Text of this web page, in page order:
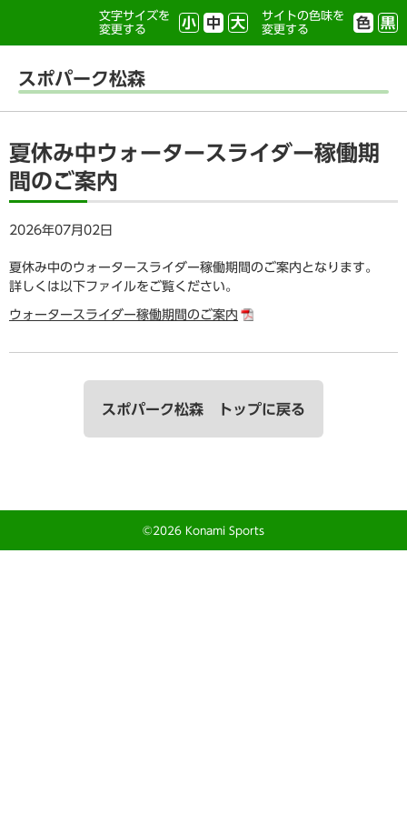
文字サイズを
変更する
小 中 大
サイトの色味を
変更する
色 黒
スポパーク松森
夏休み中ウォータースライダー稼働期
間のご案内
2026年07月02日
夏休み中のウォータースライダー稼働期間のご案内となります。
詳しくは以下ファイルをご覧ください。
ウォータースライダー稼働期間のご案内
スポパーク松森 トップに戻る
©2026 Konami Sports